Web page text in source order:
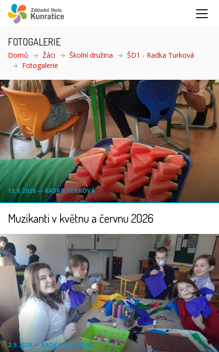
FOTOGALERIE
Domů Žáci Školní družina
ŠD1 - Radka Turková
Fotogalerie
12.6.2026 ― RADKA TURKOVÁ
Muzikanti v květnu a červnu 2026
2.5.2026 ― RADKA TURKOVÁ